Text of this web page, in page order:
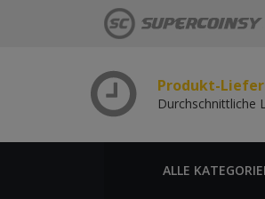
Produkt-
Durchschnittliche
ALLE